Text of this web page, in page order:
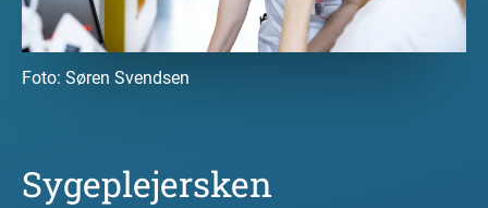
Foto: Søren Svendsen
Sygeplejersken